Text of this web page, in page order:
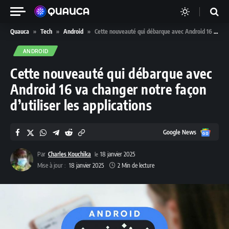
Quauca » Tech » Android » Cette nouveauté qui débarque avec Android 16 va changer notre façon d’utiliser les applications
ANDROID
Cette nouveauté qui débarque avec
Android 16 va changer notre façon
d’utiliser les applications
Par Charles Kouchika
18 janvier 2025
Mise à jour : 18 janvier 2025 2 Min de lecture
Google News Google